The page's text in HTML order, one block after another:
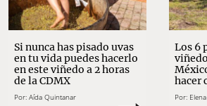
Si nunca has pisado uvas
en tu vida puedes hacerlo
en este viñedo a 2 horas
de la CDMX
Por: Aída Quintanar
Los 6
hacer
Por: